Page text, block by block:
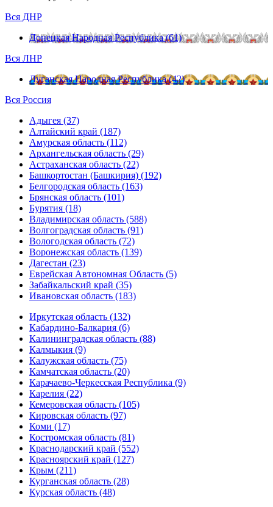
Вся ДНР
Донецкая Народная Республика (61)
Вся ЛНР
Луганская Народная Республика (42)
Вся Россия
Адыгея (37)
Алтайский край (187)
Амурская область (112)
Архангельская область (29)
Астраханская область (22)
Башкортостан (Башкирия) (192)
Белгородская область (163)
Брянская область (101)
Бурятия (18)
Владимирская область (588)
Волгоградская область (91)
Вологодская область (72)
Воронежская область (139)
Дагестан (23)
Еврейская Автономная Область (5)
Забайкальский край (35)
Ивановская область (183)
Иркутская область (132)
Кабардино-Балкария (6)
Калининградская область (88)
Калмыкия (9)
Калужская область (75)
Камчатская область (20)
Карачаево-Черкесская Республика (9)
Карелия (22)
Кемеровская область (105)
Кировская область (97)
Коми (17)
Костромская область (81)
Краснодарский край (552)
Красноярский край (127)
Крым (211)
Курганская область (28)
Курская область (48)